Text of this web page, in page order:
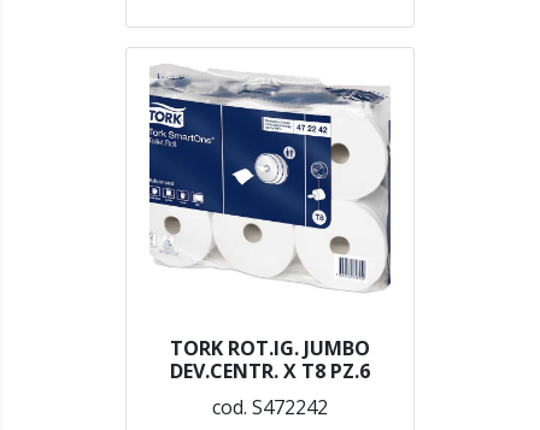
TORK ROT.IG. JUMBO
DEV.CENTR. X T8 PZ.6
cod. S472242